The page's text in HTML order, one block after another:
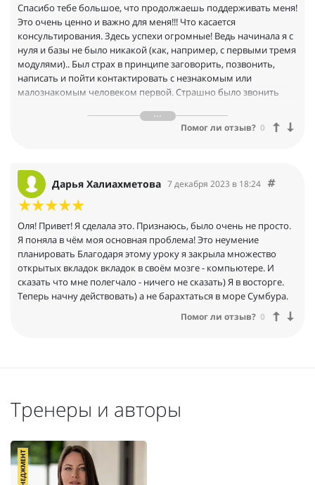
Спасибо тебе большое, что продолжаешь поддерживать меня!
Это очень ценно и важно для меня!!! Что касается
консультирования. Здесь успехи огромные! Ведь начинала я с
нуля и базы не было никакой (как, например, с первыми тремя
модулями).. Был страх в принципе заговорить, позвонить,
написать и пойти контактировать с незнакомым или
малознакомым человеком первой. Страшно было звонить
1 Благодаря опыту консультирования ушел страх первой
начать контакт с незнакомыми людьми
безоценочное слушание людей, не примеряя на себя или кого-
то
3 Научилась проводить консультации: диагностические и
почти трёх месяцев! Мы добились больших успехов.
4 Научилась техники коучинговых вопросов, когда видишь
проблему, слабое место у человека и с помощью вопросов
подсвечиваешь это и пути решения.
5 Понравилась и получилась методика нейтрального
позиционирования, она очень круто работает)
Помог ли отзыв? 0
Дарья Халиахметова 7 декабря 2023 в 18:24
Оля! Привет! Я сделала это. Признаюсь, было очень не просто.
Я поняла в чём моя основная проблема! Это неумение
планировать Благодаря этому уроку я закрыла множество
открытых вкладок вкладок в своём мозге - компьютере. И
сказать что мне полегчало - ничего не сказать) Я в восторге.
Теперь начну действовать) а не барахтаться в море Сумбура.
Помог ли отзыв? 0
Тренеры и авторы